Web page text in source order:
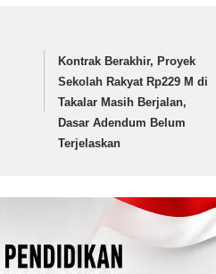
Kontrak Berakhir, Proyek
Sekolah Rakyat Rp229 M di
Takalar Masih Berjalan,
Dasar Adendum Belum
Terjelaskan